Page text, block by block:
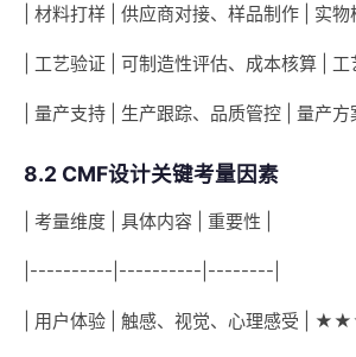
| 材料打样 | 供应商对接、样品制作 | 实物
| 工艺验证 | 可制造性评估、成本核算 | 工
| 量产支持 | 生产跟踪、品质管控 | 量产方
8.2 CMF设计关键考量因素
| 考量维度 | 具体内容 | 重要性 |
|----------|----------|--------|
| 用户体验 | 触感、视觉、心理感受 |